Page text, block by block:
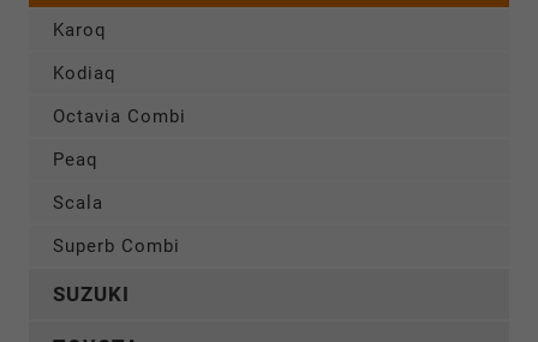
Karoq
Kodiaq
Octavia Combi
Peaq
Scala
Superb Combi
SUZUKI